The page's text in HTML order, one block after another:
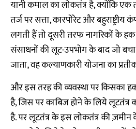
यानी कमाल का लोकतंत्र है, क्योंकि
तर्ज पर सत्ता, कारपोरेट और
लगती हैं तो दूसरी तरफ नागरिकों के
संसाधनों की लूट-उपभोग के बाद जो बचा
जाता, वह कल्याणकारी योजना का
और इस तरह की व्यवस्था पर किसका
है, जिस पर काबिज होने के लिये लूटतंत्र
है. पर लूटतंत्र के इस लोकतंत्र की ज़मीन